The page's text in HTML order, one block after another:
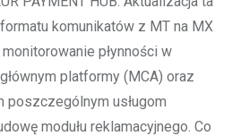
komunikatów z MT na MX
płynności w
platformy (MCA) oraz
poszczególnym usługom
modułu reklamacyjnego. Co